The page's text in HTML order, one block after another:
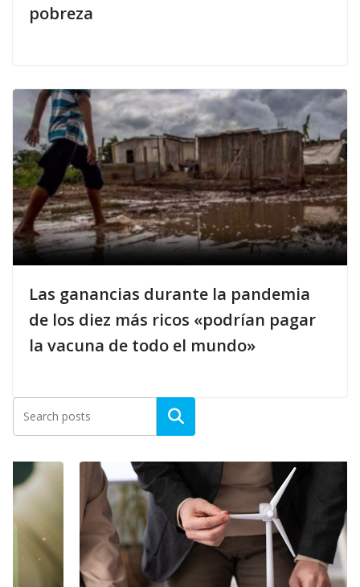
pobreza
Las ganancias durante la pandemia
de los diez más ricos «podrían pagar
la vacuna de todo el mundo»